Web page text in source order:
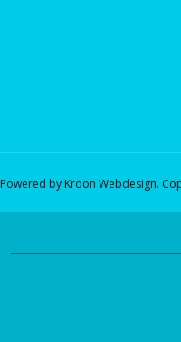
Powered by Kroon Webdesign.